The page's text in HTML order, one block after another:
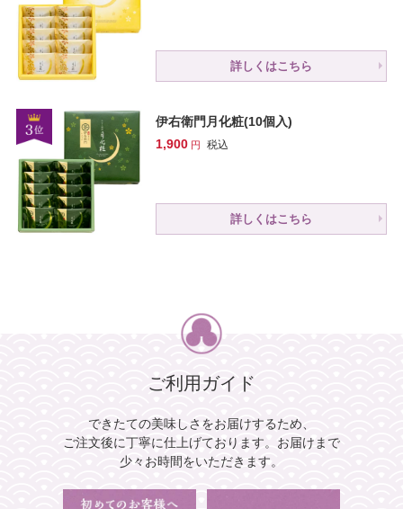
詳しくはこちら
伊右衛門月化粧(10個入)
1,900
税込
詳しくはこちら
ご利用ガイド
できたての美味しさをお届けするため、
ご注文後に丁寧に仕上げております。 お届けまで
少々お時間をいただきます。